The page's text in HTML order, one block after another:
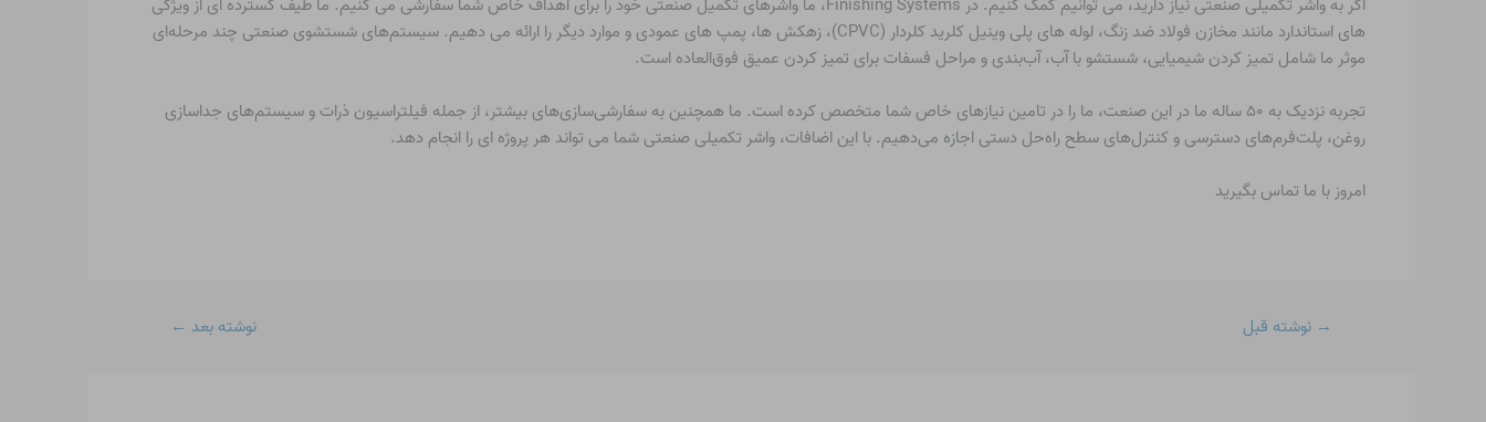
اگر به واشر تکمیلی صنعتی نیاز دارید، می توانیم کمک کنیم. در Finishing Systems، ما واشرهای تکمیل صنعتی خود را برای اهداف خاص شما سفارشی می کنیم. ما طیف گسترده ای از ویژگی
های استاندارد مانند مخازن فولاد ضد زنگ، لوله های پلی وینیل کلرید کلردار (CPVC)، زهکش ها، پمپ های عمودی و موارد دیگر را ارائه می دهیم. سیستم‌های شستشوی صنعتی چند مرحله‌ای
موثر ما شامل تمیز کردن شیمیایی، شستشو با آب، آب‌بندی و مراحل فسفات برای تمیز کردن عمیق فوق‌العاده است.
تجربه نزدیک به ۵۰ ساله ما در این صنعت، ما را در تامین نیازهای خاص شما متخصص کرده است. ما همچنین به سفارشی‌سازی‌های بیشتر، از جمله فیلتراسیون ذرات و سیستم‌های جداسازی
روغن، پلت‌فرم‌های دسترسی و کنترل‌های سطح راه‌حل دستی اجازه می‌دهیم. با این اضافات، واشر تکمیلی صنعتی شما می تواند هر پروژه ای را انجام دهد.
امروز با ما تماس بگیرید
→ نوشته قبل نوشته بعد ←